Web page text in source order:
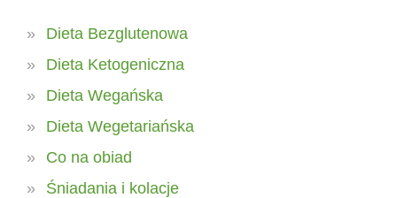
Dieta Bezglutenowa
Dieta Ketogeniczna
Dieta Wegańska
Dieta Wegetariańska
Co na obiad
Śniadania i kolacje